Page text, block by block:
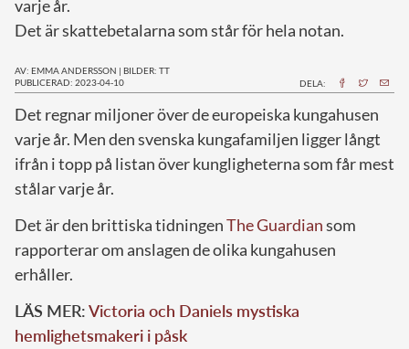
varje år.
Det är skattebetalarna som står för hela notan.
AV: EMMA ANDERSSON | BILDER: TT
PUBLICERAD: 2023-04-10
DELA:
Det regnar miljoner över de europeiska kungahusen
varje år. Men den svenska kungafamiljen ligger långt
ifrån i topp på listan över kungligheterna som får mest
stålar varje år.
Det är den brittiska tidningenThe Guardiansom
rapporterar om anslagen de olika kungahusen
erhåller.
LÄS MER:Victoria och Daniels mystiska
hemlighetsmakeri i påsk